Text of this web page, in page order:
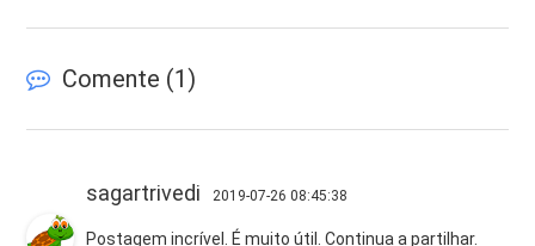
Comente (1)
sagartrivedi 2019-07-26 08:45:38
Postagem incrível. É muito útil. Continua a partilhar.